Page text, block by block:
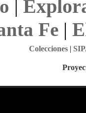
|
Fe|
Colecciones|